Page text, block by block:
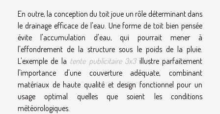
En outre, la conception du toit joue un rôle déterminant dans
le drainage efficace de l'eau. Une forme de toit bien pensée
évite l'accumulation d'eau, qui pourrait mener à
l'effondrement de la structure sous le poids de la pluie.
L'exemple de la tente publicitaire 3x3illustre parfaitement
l'importance d'une couverture adéquate, combinant
matériaux de haute qualité et design fonctionnel pour un
usage optimal quelles que soient les conditions
météorologiques.